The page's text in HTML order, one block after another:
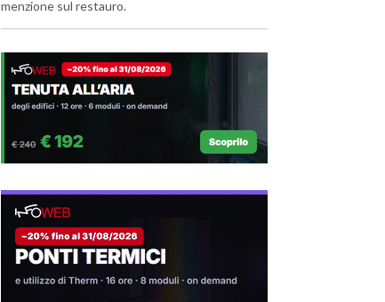
menzione sul restauro.